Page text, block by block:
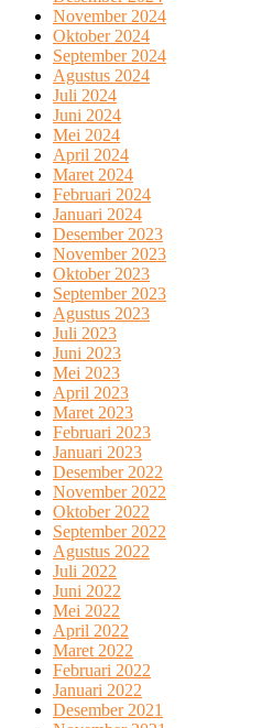
November 2024
Oktober 2024
September 2024
Agustus 2024
Juli 2024
Juni 2024
Mei 2024
April 2024
Maret 2024
Februari 2024
Januari 2024
Desember 2023
November 2023
Oktober 2023
September 2023
Agustus 2023
Juli 2023
Juni 2023
Mei 2023
April 2023
Maret 2023
Februari 2023
Januari 2023
Desember 2022
November 2022
Oktober 2022
September 2022
Agustus 2022
Juli 2022
Juni 2022
Mei 2022
April 2022
Maret 2022
Februari 2022
Januari 2022
Desember 2021